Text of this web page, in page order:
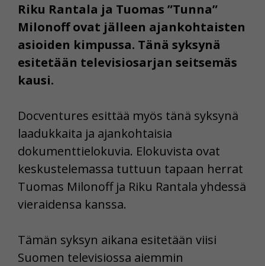
Riku Rantala ja Tuomas ”Tunna”
Milonoff ovat jälleen ajankohtaisten
asioiden kimpussa. Tänä syksynä
esitetään televisiosarjan seitsemäs
kausi.
Docventures esittää myös tänä syksynä
laadukkaita ja ajankohtaisia
dokumenttielokuvia. Elokuvista ovat
keskustelemassa tuttuun tapaan herrat
Tuomas Milonoff ja Riku Rantala yhdessä
vieraidensa kanssa.
Tämän syksyn aikana esitetään viisi
Suomen televisiossa aiemmin